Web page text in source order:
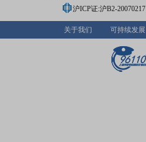
沪ICP证:沪B2-20070217
关于我们 可持续发展